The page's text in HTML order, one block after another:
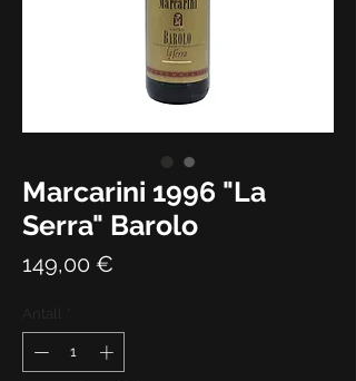
Marcarini 1996 "La
Serra" Barolo
149,00 €